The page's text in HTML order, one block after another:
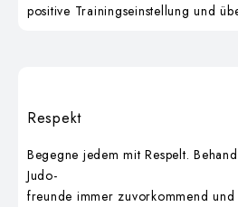
positive Trainingseinstellung und
Respekt
Begegne jedem mit Respelt.
Judo-
freunde immer zuvorkommend und